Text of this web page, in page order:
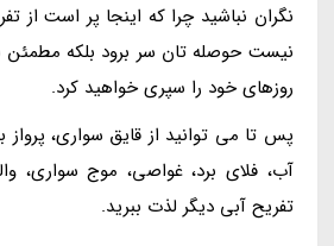
نگران نباشید چرا که اینجا پر است از
نیست حوصله تان سر برود بلکه مطمئن
روزهای خود را سپری خواهید کرد.
پس تا می توانید از قایق سواری، پرواز
آب، فلای برد، غواصی، موج سواری،
تفریح آبی دیگر لذت ببرید.